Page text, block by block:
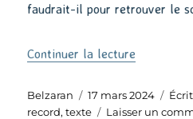
faudrait-il pour retrouver le
Continuer la lecture
Auteur
Belzaran
Publié
le
17 mars 2024
record,texte Laisser un